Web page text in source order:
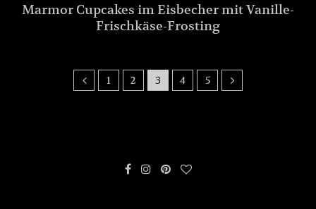
Marmor Cupcakes im Eisbecher mit Vanille-
Frischkäse-Frosting
1 2 3 4 5